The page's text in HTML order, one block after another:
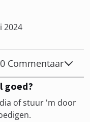
2024
Commentaar
goed?
of stuur 'm door